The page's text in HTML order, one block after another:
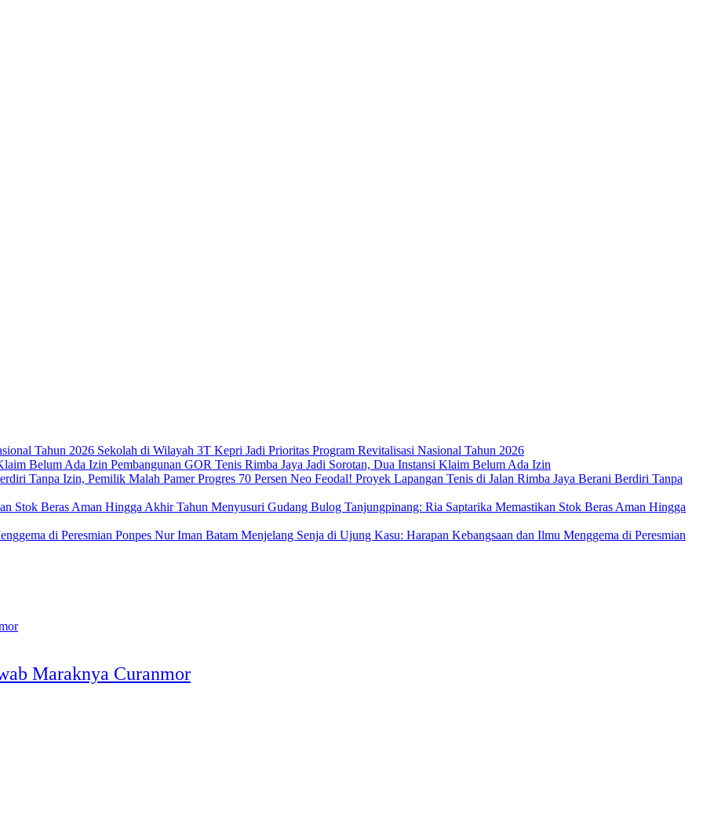
Sekolah di Wilayah 3T Kepri Jadi Prioritas Program Revitalisasi Nasional Tahun 2026
Pembangunan GOR Tenis Rimba Jaya Jadi Sorotan, Dua Instansi Klaim Belum Ada Izin
Neo Feodal! Proyek Lapangan Tenis di Jalan Rimba Jaya Berani Berdiri Tanpa
Menyusuri Gudang Bulog Tanjungpinang: Ria Saptarika Memastikan Stok Beras Aman Hingga
Menjelang Senja di Ujung Kasu: Harapan Kebangsaan dan Ilmu Menggema di Peresmian
Maraknya Curanmor